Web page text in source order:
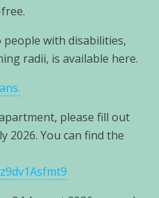
with disa­bi­li­ties,
radii, is available here.
plea­se fill out
2026. You can find the